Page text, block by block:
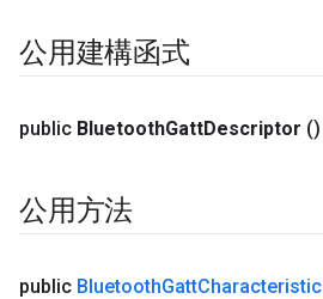
公用建構函式
public BluetoothGattDescriptor ()
公用方法
public BluetoothGattCharacteristic